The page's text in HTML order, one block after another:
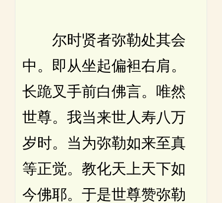
尔时贤者弥勒处其会
中。即从坐起偏袒右肩。
长跪叉手前白佛言。唯然
世尊。我当来世人寿八万
岁时。当为弥勒如来至真
等正觉。教化天上天下如
今佛耶。于是世尊赞弥勒